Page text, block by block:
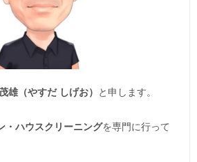
雄（やすだ しげお）
と申します。
・ハウスクリーニングを専門に行って